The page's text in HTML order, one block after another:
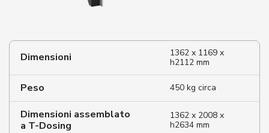
Dimensioni
1362 x 1169 x
h2112 mm
Peso 450 kg circa
Dimensioni assemblato
a T-Dosing
1362 x 2008 x
h2634 mm